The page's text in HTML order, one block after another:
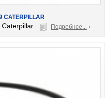
Caterpillar Подробнее...